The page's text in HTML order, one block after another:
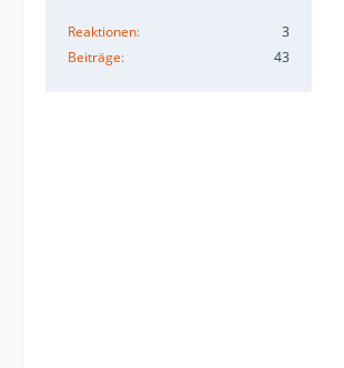
Reaktionen
3
Beiträge
43